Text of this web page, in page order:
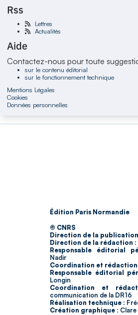
Rss
Lettres
Actualités
Aide
Contactez-nous pour toute
sur le contenu éditorial
sur le fonctionnement technique
Mentions Légales
Cookies
Données personnelles
Édition Paris Normandie
© CNRS
Direction de la
Direction de la rédaction :
Responsable éditorial
Nadir
Coordination et rédaction
Responsable éditorial
Longin
Coordination et
communication de la DR16
Réalisation technique :
Création graphique :